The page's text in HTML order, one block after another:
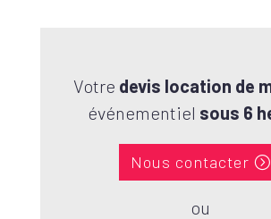
Votre devis location de
événementiel sous 6
Nous contacter
ou